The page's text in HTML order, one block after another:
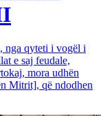
nga qyteti i vogël i
e saj feudale,
mora udhën
Mitrit], që ndodhen